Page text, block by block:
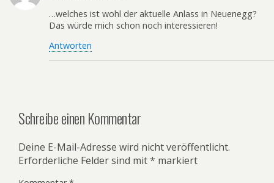
…welches ist wohl der aktuelle Anlass in Neuenegg?
Das würde mich schon noch interessieren!
Antworten
Schreibe einen Kommentar
Deine E-Mail-Adresse wird nicht veröffentlicht.
Erforderliche Felder sind mit* markiert